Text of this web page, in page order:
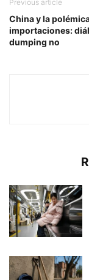
Previous article
China y la
importaciones:
dumping no